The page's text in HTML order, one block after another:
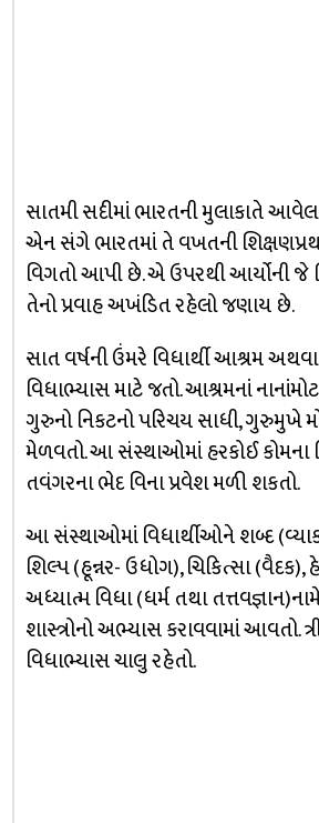
સાતમી સદીમાં ભારતની મુલાકાતે
એન સંગે ભારતમાં તે વખતની
વિગતો આપી છે. એ ઉપરથી આર્યોની જે
તેનો પ્રવાહ અખંડિત રહેલો જણાય છે.
સાત વર્ષની ઉંમરે વિધાર્થી આશ્રમ
વિધાભ્યાસ માટે જતો. આશ્રમનાં
ગુરુનો નિકટનો પરિચય સાધી, ગુરુમુખે
મેળવતો. આ સંસ્થાઓમાં હરકોઈ કોમના
તવંગરના ભેદ વિના પ્રવેશ મળી શકતો.
આ સંસ્થાઓમાં વિધાર્થીઓને શબ્દ
શિલ્પ (હૂન્નર- ઉધોગ), ચિકિત્સા
અધ્યાત્મ વિધા (ધર્મ તથા
શાસ્ત્રોનો અભ્યાસ કરાવવામાં આવતો.
વિધાભ્યાસ ચાલુ રહેતો.